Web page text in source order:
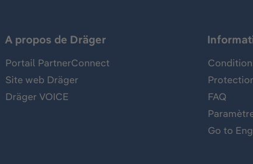
A propos de Dräger
Portail PartnerConnect
Site web Dräger
Dräger VOICE
FAQ
Go to